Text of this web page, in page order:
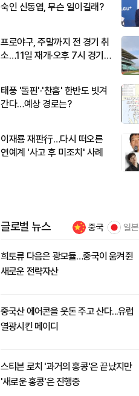
숙인 신동엽, 무슨 일이길래?
프로야구, 주말까지 전 경기 취
소…11일 재개·오후 7시 경기
태풍 '돌핀'·'찬홈' 한반도 빗겨
간다…예상 경로는?
이재룡 재판行…다시 떠오른
연예계 '사고 후 미조치' 사례
글로벌 뉴스 중국 일본
희토류 다음은 광모듈…중국이 움켜쥔
새로운 전략자산
중국산 에어콘을 웃돈 주고 산다...유럽
열광시킨 메이디
스티븐 로치 '과거의 홍콩'은 끝났지만
'새로운 홍콩'은 진행중